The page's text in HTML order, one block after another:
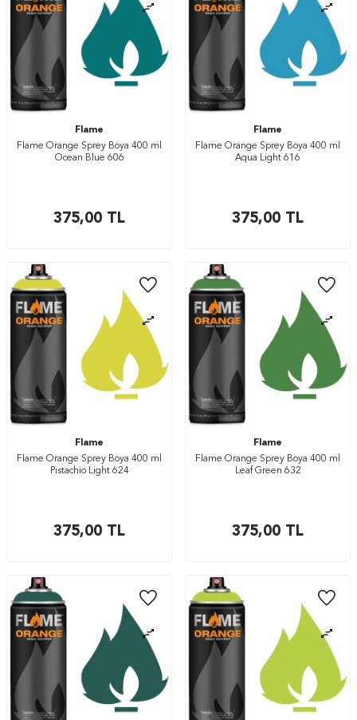
Flame
Flame Orange Sprey Boya 400 ml
Ocean Blue 606
375,00 TL
Flame
Flame Orange Sprey Boya 400 ml
Aqua Light 616
375,00 TL
Flame
Flame Orange Sprey Boya 400 ml
Pistachio Light 624
375,00 TL
Flame
Flame Orange Sprey Boya 400 ml
Leaf Green 632
375,00 TL